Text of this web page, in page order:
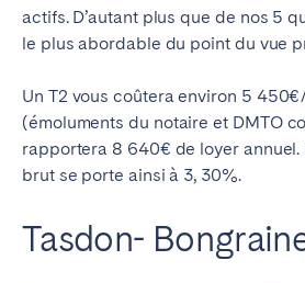
actifs. D’autant plus que de nos 5
le plus abordable du point du vue
Un T2 vous coûtera environ 5
(émoluments du notaire et DMTO
rapportera 8 640€ de loyer
brut se porte ainsi à 3, 30%.
Tasdon-